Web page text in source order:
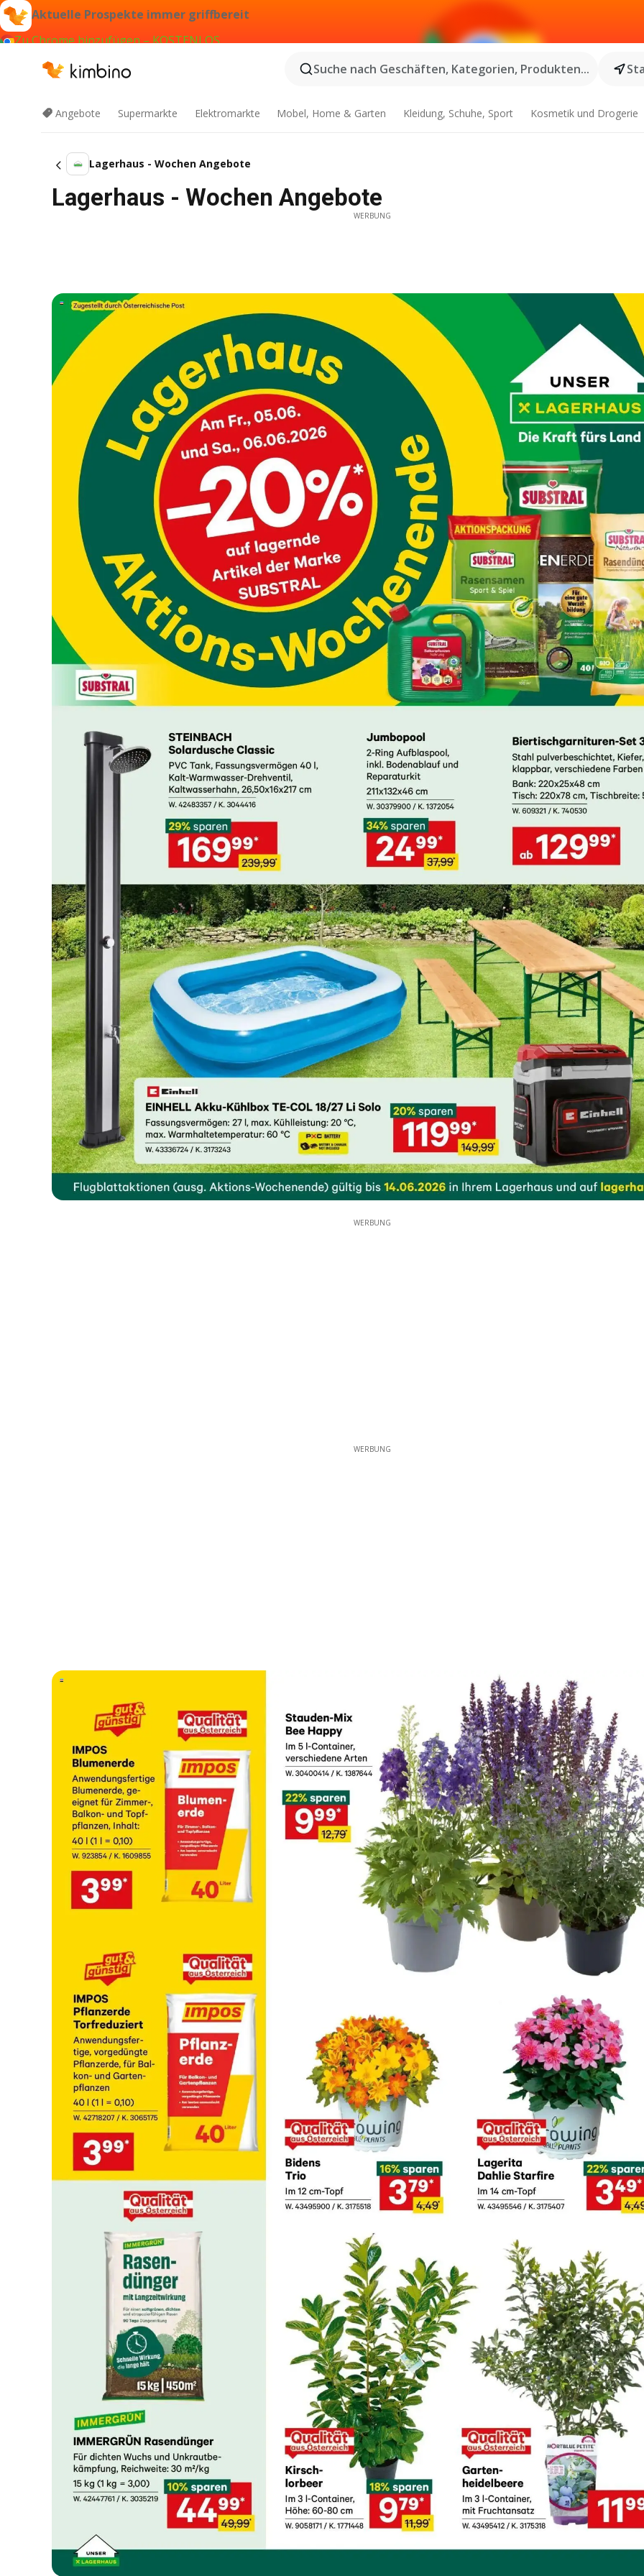
Aktuelle Prospekte immer griffbereit
Zu Chrome hinzufügen – KOSTENLOS
Suche nach Geschäften, Kategorien, Produkten...
Angebote Supermarkte Elektromarkte Mobel, Home & Garten Kleidung, Schuhe, Sport Kosmetik und Drogerie
Lagerhaus - Wochen Angebote
Lagerhaus - Wochen Angebote
WERBUNG
WERBUNG
WERBUNG